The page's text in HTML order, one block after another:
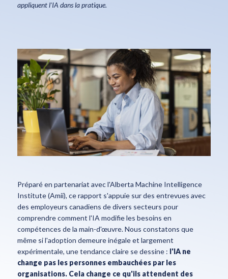
appliquent l'IA dans la pratique.
Préparé en partenariat avec l'Alberta Machine Intelligence
Institute (Amii), ce rapport s'appuie sur des entrevues avec
des employeurs canadiens de divers secteurs pour
comprendre comment l'IA modifie les besoins en
compétences de la main-d'œuvre. Nous constatons que
même si l'adoption demeure inégale et largement
expérimentale, une tendance claire se dessine : l'IA ne
change pas les personnes embauchées par les
organisations. Cela change ce qu'ils attendent des